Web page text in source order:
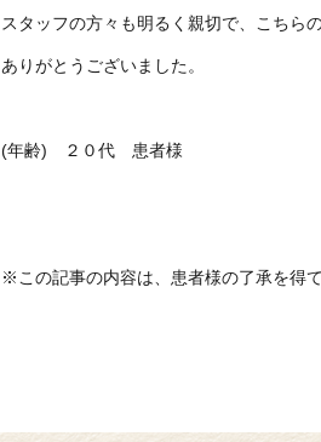
スタッフの方々も明るく親切で、こちら
ありがとうございました。
(年齢) ２０代 患者様
※この記事の内容は、患者様の了承を得